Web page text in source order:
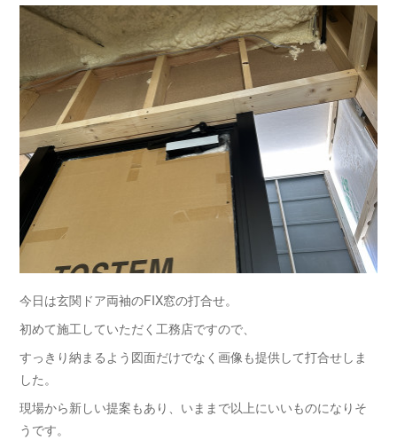
今日は玄関ドア両袖のFIX窓の打合せ。
初めて施工していただく工務店ですので、
すっきり納まるよう図面だけでなく画像も提供して打合せしま
した。
現場から新しい提案もあり、いままで以上にいいものになりそ
うです。